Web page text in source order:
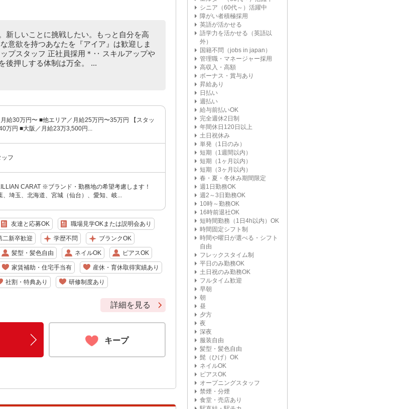
新しいことに挑戦したい。もっと自分を高
意欲を持つあなたを『アイア』は歓迎しま
プスタッフ 正社員採用＊‥ スキルアップや
後押しする体制は万全。 ...
給30万円〜 ■他エリア／月給25万円〜35万円 【スタッ
万円 ■大阪／月給23万3,500円...
フ
CARAT ※ブランド・勤務地の希望考慮します！
埼玉、北海道、宮城（仙台）、愛知、岐...
友達と応募OK 職場見学OKまたは説明会あり
二新卒歓迎 学歴不問 ブランクOK
髪型・髪色自由 ネイルOK ピアスOK
家賃補助・住宅手当有 産休・育休取得実績あり
社割・特典あり 研修制度あり
詳細を見る
キープ
シニア（60代～）活躍中
障がい者積極採用
英語が活かせる
語学力を活かせる（英語以
外）
国籍不問（jobs in japan）
管理職・マネージャー採用
高収入・高額
ボーナス・賞与あり
昇給あり
日払い
週払い
給与前払いOK
完全週休2日制
年間休日120日以上
土日祝休み
単発（1日のみ）
短期（1週間以内）
短期（1ヶ月以内）
短期（3ヶ月以内）
春・夏・冬休み期間限定
週1日勤務OK
週2～3日勤務OK
10時～勤務OK
16時前退社OK
短時間勤務（1日4h以内）OK
時間固定シフト制
時間や曜日が選べる・シフト
自由
フレックスタイム制
平日のみ勤務OK
土日祝のみ勤務OK
フルタイム歓迎
早朝
朝
昼
夕方
夜
深夜
服装自由
髪型・髪色自由
髭（ひげ）OK
ネイルOK
ピアスOK
オープニングスタッフ
禁煙・分煙
食堂・売店あり